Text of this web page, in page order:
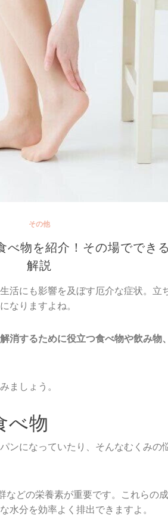
その他
べ物を紹介！その場ででき
解説
活にも影響を及ぼす厄介な症状。立
なりますよね。
消するために役立つ食べ物や飲み物
ましょう。
べ物
ンになっていたり、そんなむくみの
などの栄養素が重要です。これらの
水分を効率よく排出できますよ。